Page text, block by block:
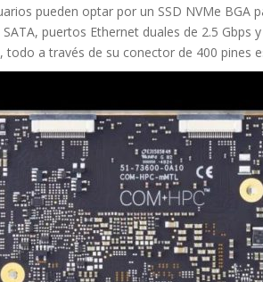
pueden optar por un SSD NVMe BGA
puertos Ethernet duales de 2.5 Gbps
todo a través de su conector de 400 pines